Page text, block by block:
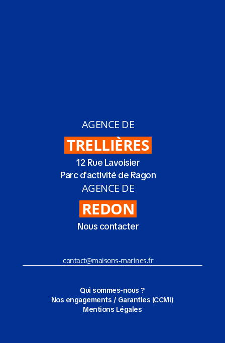
AGENCE DE
TRELLIÈRES
12 Rue Lavoisier
Parc d'activité de Ragon
AGENCE DE
REDON
Nous contacter
contact@maisons-marines.fr
Qui sommes-nous ?
Nos engagements / Garanties (CCMI)
Mentions Légales